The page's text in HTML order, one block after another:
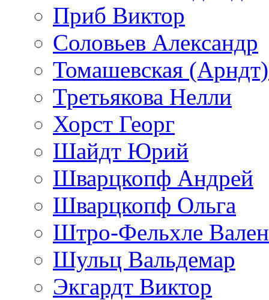
Приб Виктор
Соловьев Александр
Томашевская
Третьякова Нелли
Хорст Георг
Шайдт Юрий
Шварцкопф Андрей
Шварцкопф Ольга
Штро-Фельхле
Шульц Вальдемар
Экгардт Виктор